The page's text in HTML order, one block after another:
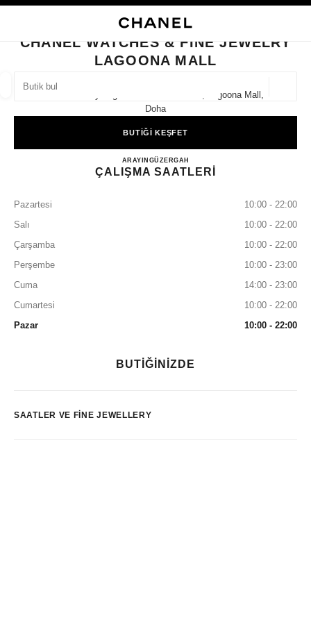
BUTIK BUL
öneriler bu arama çubuğunun altında görüntülenir
BUTIK KARTINI KAPAT CHANEL WATCHES & FINE JEWELRY LAGOONA
CHANEL WATCHES & FINE JEWELRY
LAGOONA MALL
66 West Bay Lagoon Street First Floor, Lagoona Mall,
Doha
BUTİĞİ KEŞFET
ARAYIN44441932GÜZERGAHCHANEL WATCHES &
ÇALIŞMA SAATLERİ
Pazartesi
10:00 - 22:00
Salı
10:00 - 22:00
Çarşamba
10:00 - 22:00
Perşembe
10:00 - 23:00
Cuma
14:00 - 23:00
Cumartesi
10:00 - 22:00
Pazar
10:00 - 22:00
BUTİĞİNİZDE
SAATLER VE FINE JEWELLERY
filtreler
filtre sonucu: